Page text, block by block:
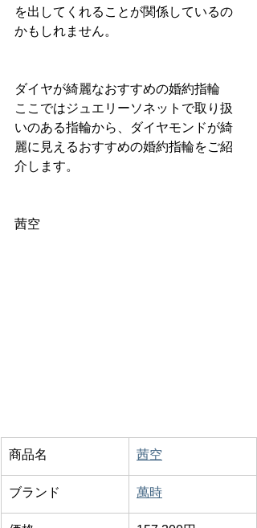
を出してくれることが関係しているの
かもしれません。
ダイヤが綺麗なおすすめの婚約指輪
ここではジュエリーソネットで取り扱
いのある指輪から、ダイヤモンドが綺
麗に見えるおすすめの婚約指輪をご紹
介します。
茜空
商品名 茜空
ブランド 萬時